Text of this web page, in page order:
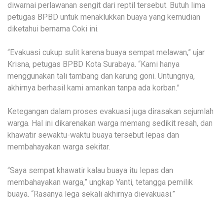
diwarnai perlawanan sengit dari reptil tersebut. Butuh lima
petugas BPBD untuk menaklukkan buaya yang kemudian
diketahui bernama Coki ini.
“Evakuasi cukup sulit karena buaya sempat melawan,” ujar
Krisna, petugas BPBD Kota Surabaya. “Kami hanya
menggunakan tali tambang dan karung goni. Untungnya,
akhirnya berhasil kami amankan tanpa ada korban.”
Ketegangan dalam proses evakuasi juga dirasakan sejumlah
warga. Hal ini dikarenakan warga memang sedikit resah, dan
khawatir sewaktu-waktu buaya tersebut lepas dan
membahayakan warga sekitar.
“Saya sempat khawatir kalau buaya itu lepas dan
membahayakan warga,” ungkap Yanti, tetangga pemilik
buaya. “Rasanya lega sekali akhirnya dievakuasi.”